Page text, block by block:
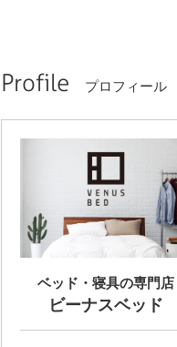
Profile プロフィール
ベッド・寝具の専門店
ビーナスベッド